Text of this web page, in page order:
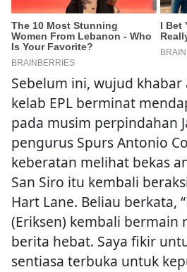
Sebelum ini, wujud
kelab EPL berminat
pada musim perpindahan
pengurus Spurs Antonio
keberatan melihat bekas
San Siro itu kembali
Hart Lane. Beliau berkata,
(Eriksen) kembali bermain
berita hebat. Saya fikir
sentiasa terbuka untuk